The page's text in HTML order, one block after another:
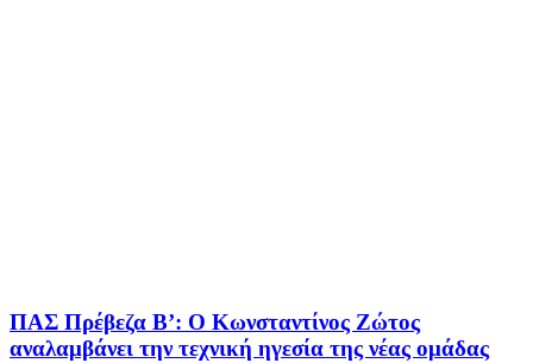
ΠΑΣ Πρέβεζα Β’: Ο Κωνσταντίνος Ζώτος
αναλαμβάνει την τεχνική ηγεσία της νέας ομάδας